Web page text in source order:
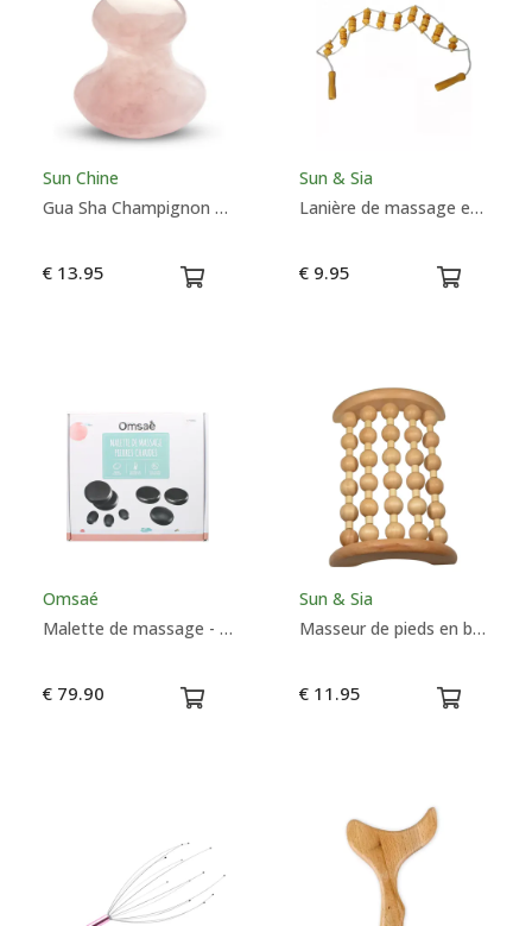
Sun Chine
Gua Sha Champignon Quartz rose - Sun Chine
€ 13.95
Sun & Sia
Lanière de massage en bois - Sun & Sia
€ 9.95
Omsaé
Malette de massage - Pierres chaudes - Omsaé
€ 79.90
Sun & Sia
Masseur de pieds en bois - Sun & Sia
€ 11.95